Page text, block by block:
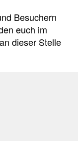
Besuchern
euch im
dieser Stelle